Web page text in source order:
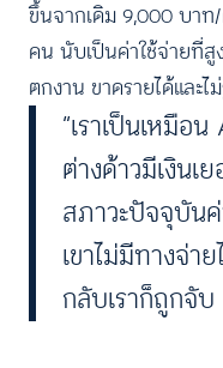
ขึ้นจากเดิม 9,000 บา
คน นับเป็นค่าใช้จ่ายที่สู
ตกงาน ขาดรายได้และไ
“เราเป็นเหมือ
ต่างด้าวมีเงินเย
สภาวะปัจจุบัน
เขาไม่มีทางจ่า
กลับเราก็ถูกจั